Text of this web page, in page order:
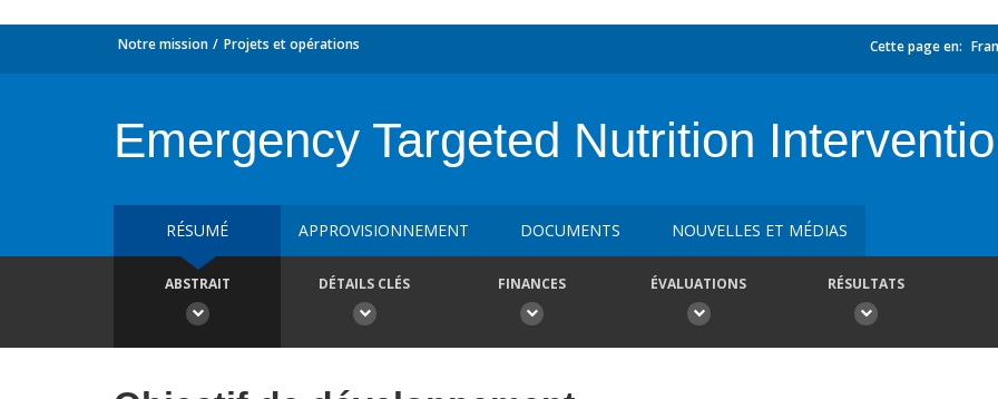
Notre mission Projets et opérations Cette page en:
Emergency Targeted Nutrition
RÉSUMÉ APPROVISIONNEMENT DOCUMENTS NOUVELLES ET MÉDIAS
ABSTRAIT DÉTAILS CLÉS FINANCES ÉVALUATIONS RÉSULTATS